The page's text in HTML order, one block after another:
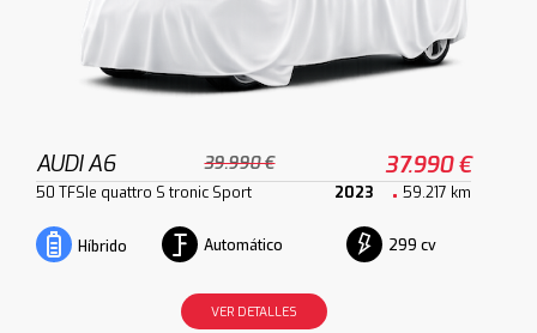
AUDI A6 39.990 € 37.990 €
50 TFSIe quattro S tronic Sport 2023 59.217 km
Híbrido Automático 299 cv
VER DETALLES